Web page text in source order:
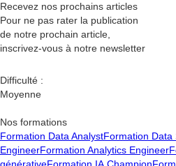
Recevez nos prochains articles
Pour ne pas rater la publication
de notre prochain article,
inscrivez-vous à notre newsletter
Difficulté :
Moyenne
Nos formations
Formation Data AnalystFormation Data
EngineerFormation Analytics Engineer